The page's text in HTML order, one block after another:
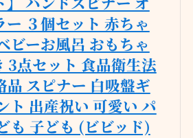
ー ３個セット 赤ちゃ
ビーお風呂 おもちゃ
3点セット 食品衛生法
品 スピナー 白吸盤ギ
ト 出産祝い 可愛い パ
も 子ども (ビビッド)